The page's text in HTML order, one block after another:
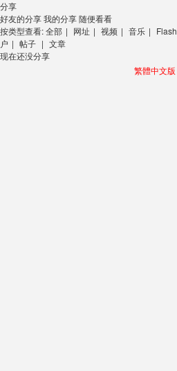
分享
好友的分享我的分享随便看看
按类型查看:全部 | 网址 | 视频 | 音乐 | Flash
户 | 帖子 | 文章
现在还没分享
繁體中文版